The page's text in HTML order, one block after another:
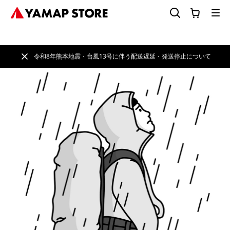
令和8年熊本地震・台風13号に伴う配送遅延・発送停止について